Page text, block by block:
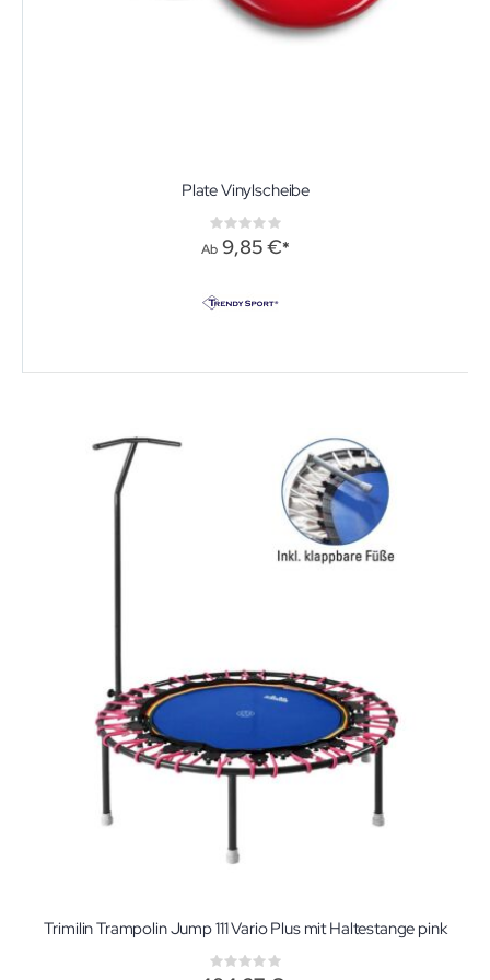
Plate Vinylscheibe
Rating:
0%
Ab 9,85 €
Trimilin Trampolin Jump 111 Vario Plus mit Haltestange pink
Rating: